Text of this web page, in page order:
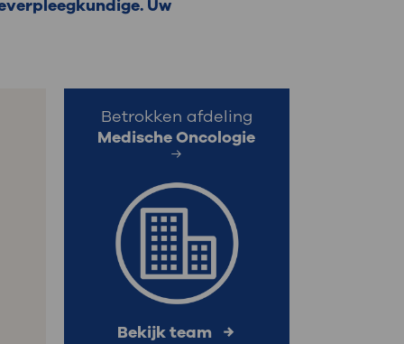
Inloggen MijnOLVG
Uw
Betrokken afdeling
Medische Oncologie
Bekijk team